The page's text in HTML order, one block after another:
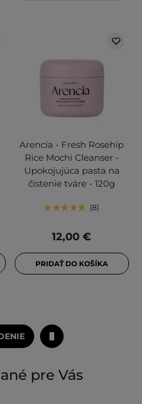
Arencia - Fresh Rosehip
Rice Mochi Cleanser -
Upokojujúca pasta na
čistenie tváre - 120g
8
12,00 €
PRIDAŤ DO KOŠÍKA
pre Vás